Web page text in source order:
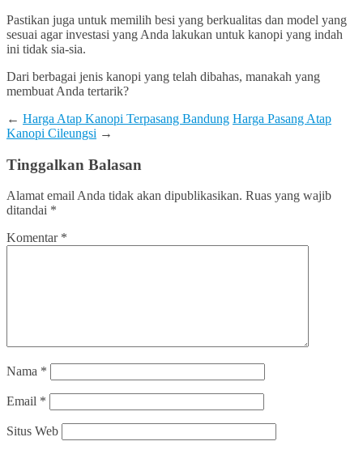
Pastikan juga untuk memilih besi yang berkualitas dan model yang
sesuai agar investasi yang Anda lakukan untuk kanopi yang indah
ini tidak sia-sia.
Dari berbagai jenis kanopi yang telah dibahas, manakah yang
membuat Anda tertarik?
← Harga Atap Kanopi Terpasang Bandung Harga Pasang Atap
Kanopi Cileungsi →
Tinggalkan Balasan
Alamat email Anda tidak akan dipublikasikan. Ruas yang wajib
ditandai *
Komentar *
Nama *
Email *
Situs Web